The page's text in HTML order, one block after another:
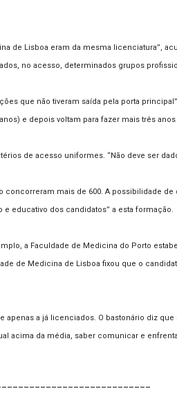
de Lisboa eram da mesma licenciatura”,
no acesso, determinados grupos
que não tiveram saída pela porta
e depois voltam para fazer mais três
de acesso uniformes. “Não deve ser
concorreram mais de 600. A possibilidade
educativo dos candidatos” a esta formação.
a Faculdade de Medicina do Porto
de Medicina de Lisboa fixou que o
a já licenciados. O bastonário diz
acima da média, saber comunicar e